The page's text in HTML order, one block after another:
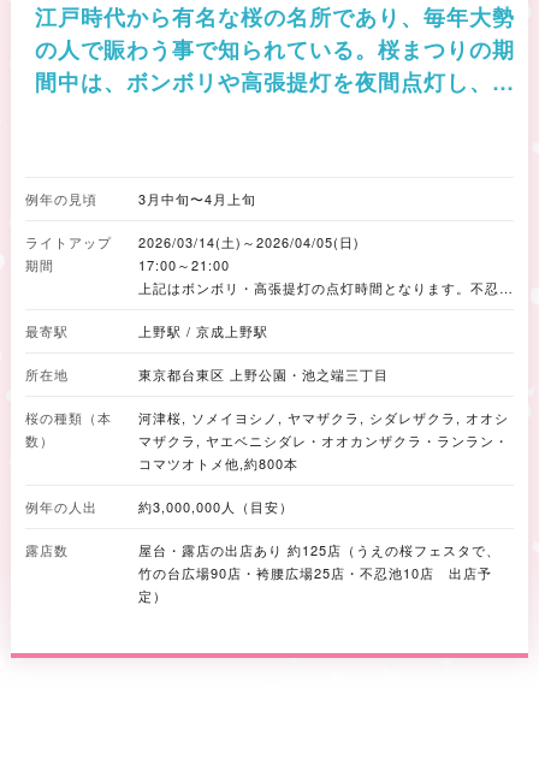
江戸時代から有名な桜の名所であり、毎年大勢
の人で賑わう事で知られている。桜まつりの期
間中は、ボンボリや高張提灯を夜間点灯し、夜
例年の見頃 3月中旬〜4月上旬
ライトアップ
期間
2026/03/14(土)～2026/04/05(日)
17:00～21:00
上記はボンボリ・高張提灯の点灯時間となります。不忍池
ら22:00予定
最寄駅 上野駅 / 京成上野駅
所在地 東京都台東区 上野公園・池之端三丁目
桜の種類（本
数）
河津桜, ソメイヨシノ, ヤマザクラ, シダレザクラ, オオシ
マザクラ, ヤエベニシダレ・オオカンザクラ・ランラン・
コマツオトメ他,約800本
例年の人出 約3,000,000人（目安）
露店数
屋台・露店の出店あり 約125店（うえの桜フェスタで、
竹の台広場90店・袴腰広場25店・不忍池10店 出店予
定）